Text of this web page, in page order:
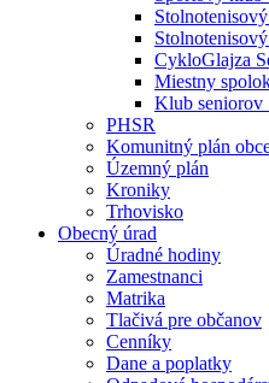
CykloGlajza
Miestny
Klub seniorov
PHSR
Komunitný plán
Územný plán
Kroniky
Trhovisko
Obecný úrad
Úradné hodiny
Zamestnanci
Matrika
Tlačivá pre občanov
Cenníky
Dane a poplatky